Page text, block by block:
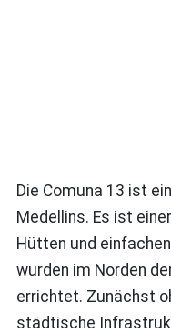
Die Comuna 13 ist
Medellins. Es ist
Hütten und
wurden im Norden
errichtet. Zunächst
städtische